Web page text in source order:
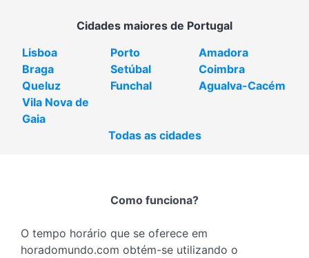
Cidades maiores de Portugal
Lisboa
Porto
Amadora
Braga
Setúbal
Coimbra
Queluz
Funchal
Agualva-Cacém
Vila Nova de
Gaia
Todas as cidades
Como funciona?
O tempo horário que se oferece em
horadomundo.com obtém-se utilizando o